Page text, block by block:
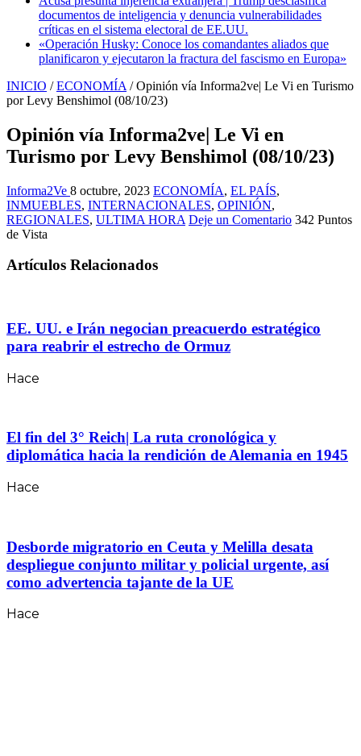
documentos de inteligencia y denuncia vulnerabilidades
críticas en el sistema electoral de EE.UU.
«Operación Husky: Conoce los comandantes aliados que
planificaron y ejecutaron la fractura del fascismo en Europa»
INICIO / ECONOMÍA / Opinión vía Informa2ve| Le Vi en Turismo
por Levy Benshimol (08/10/23)
Opinión vía Informa2ve| Le Vi en
Turismo por Levy Benshimol (08/10/23)
Informa2Ve 8 octubre, 2023 ECONOMÍA, EL PAÍS,
INMUEBLES, INTERNACIONALES, OPINIÓN,
REGIONALES, ULTIMA HORA Deje un Comentario 342 Puntos
de Vista
Artículos Relacionados
EE. UU. e Irán negocian preacuerdo estratégico
para reabrir el estrecho de Ormuz
Hace
El fin del 3° Reich| La ruta cronológica y
diplomática hacia la rendición de Alemania en 1945
Hace
Desborde migratorio en Ceuta y Melilla desata
despliegue conjunto militar y policial urgente, así
como advertencia tajante de la UE
Hace